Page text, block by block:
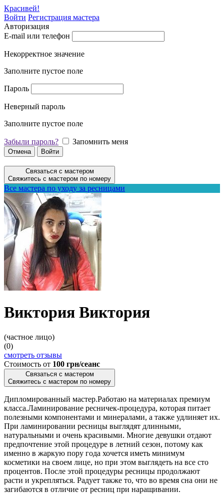
Красивей!
Войти Регистрация мастера
Авторизация
E-mail или телефон
Некорректное значение
Заполните пустое поле
Пароль
Неверный пароль
Заполните пустое поле
Забыли пароль? Запомнить меня
Отмена Войти
Связаться с мастером
Свяжитесь с мастером по номеру
Все мастера по уходу за ресницами
Виктория Виктория
(частное лицо)
(0)
смотреть отзывы
Стоимость от 100 грн/сеанс
Связаться с мастером
Свяжитесь с мастером по номеру
Дипломированный мастер.Работаю на материалах премиум
класса.Ламинирование ресничек-процедура, которая питает
полезными компонентами и минералами, а также удлиняет их.
При ламинировании ресницы выглядят длинными,
натуральными и очень красивыми. Многие девушки отдают
предпочтение этой процедуре в летний сезон, потому как
именно в жаркую пору года хочется иметь минимум
косметики на своем лице, но при этом выглядеть на все сто
процентов. После этой процедуры ресницы продолжают
расти и укрепляться. Радует также то, что во время сна они не
загибаются в отличие от ресниц при наращивании.